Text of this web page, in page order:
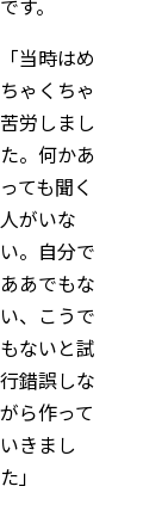
です。
「当時はめ
ちゃくちゃ
苦労しまし
た。何かあ
っても聞く
人がいな
い。自分で
ああでもな
い、こうで
もないと試
行錯誤しな
がら作って
いきまし
た」